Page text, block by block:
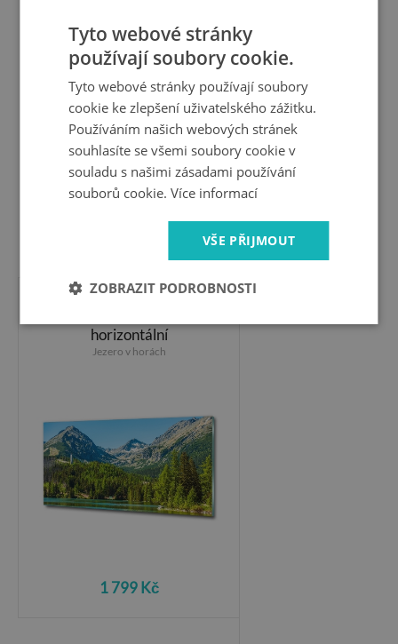
horizontální
Jezero v horách
1 799 Kč
Tyto webové stránky
používají soubory cookie.
Tyto webové stránky používají soubory
cookie ke zlepšení uživatelského zážitku.
Používáním našich webových stránek
souhlasíte se všemi soubory cookie v
souladu s našimi zásadami používání
souborů cookie.Více informací
VŠE PŘIJMOUT
ZOBRAZIT PODROBNOSTI